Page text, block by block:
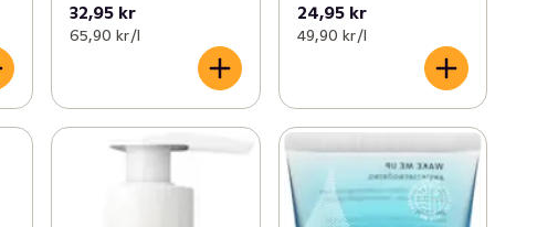
32,95 kr
65,90 kr /l
24,95 kr
49,90 kr /l